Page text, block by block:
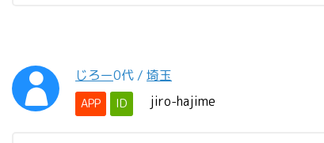
じろー0代 / 埼玉
APP ID jiro-hajime